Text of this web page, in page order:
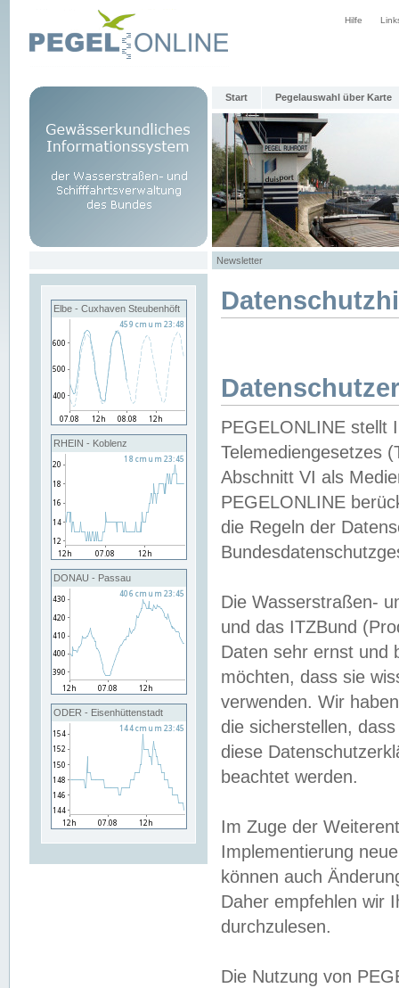
Hilfe
Start Pegelauswahl über Karte
Newsletter
Elbe - Cuxhaven Steubenhöft
RHEIN - Koblenz
DONAU - Passau
ODER - Eisenhüttenstadt
PEGELONLINE stellt
Telemediengesetzes
Abschnitt VI als
PEGELONLINE
die Regeln der
Die Wasserstraßen-
und das ITZBund
Daten sehr ernst und
möchten, dass sie
verwenden. Wir
die sicherstellen,
diese
beachtet werden.
Im Zuge der
Implementierung
können auch
Daher empfehlen wir
durchzulesen.
Die Nutzung von